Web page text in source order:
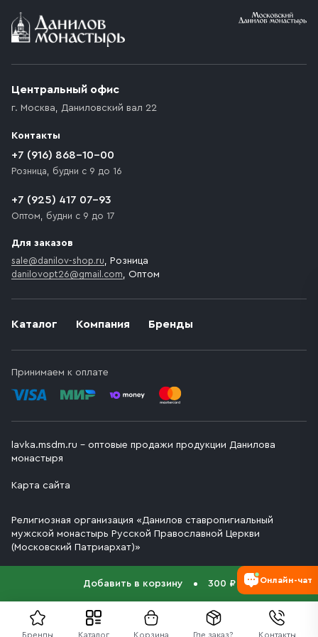
Бренды Каталог Корзина Где заказ? Контакты
Добавить в корзину 300 ₽
Условия доставки
возникают препятствия для подъезда автомобиля,
которое максимально близко к месту запланированной
движения. Если на территории места назначения
доставки предусмотрен платный въезд, то Покупателю
необходимо компенсировать стоимость въезда
Каталог Компания Бренды
Принимаем к оплате
Центральный офис
г. Москва, Даниловский вал 22
Контакты
+7 (916) 868-10-00
Розница, будни с 9 до 16
+7 (925) 417 07-93
Оптом, будни с 9 до 17
Для заказов
sale@danilov-shop.ru, Розница
danilovopt26@gmail.com, Оптом
lavka.msdm.ru – оптовые продажи продукции Данилова
монастыря
Карта сайта
Религиозная организация «Данилов ставропигиальный
мужской монастырь Русской Православной Церкви
(Московский Патриархат)»
Онлайн-чат